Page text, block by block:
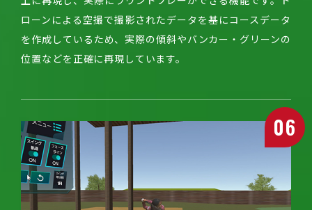
ローンによる空撮で撮影されたデータを基にコースデータ
を作成しているため、実際の傾斜やバンカー・グリーンの
位置などを正確に再現しています。
06